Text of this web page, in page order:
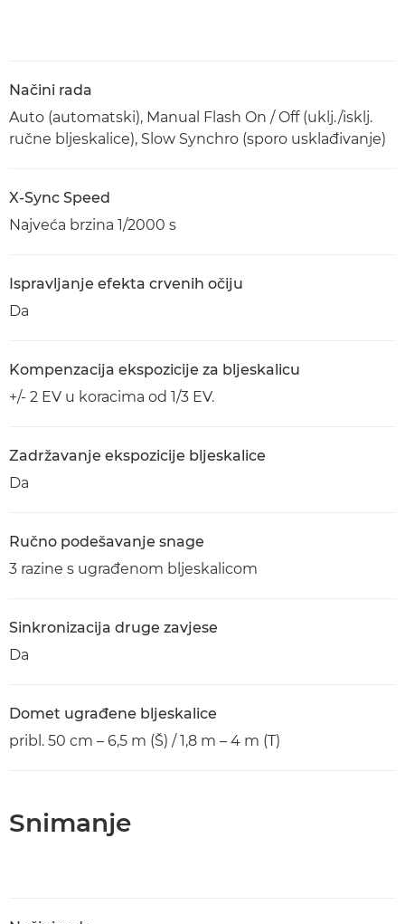
Načini rada
Auto (automatski), Manual Flash On / Off (uklj./isklj.
ručne bljeskalice), Slow Synchro (sporo usklađivanje)
X-Sync Speed
Najveća brzina 1/2000 s
Ispravljanje efekta crvenih očiju
Da
Kompenzacija ekspozicije za bljeskalicu
+/- 2 EV u koracima od 1/3 EV.
Zadržavanje ekspozicije bljeskalice
Da
Ručno podešavanje snage
3 razine s ugrađenom bljeskalicom
Sinkronizacija druge zavjese
Da
Domet ugrađene bljeskalice
pribl. 50 cm – 6,5 m (Š) / 1,8 m – 4 m (T)
Snimanje